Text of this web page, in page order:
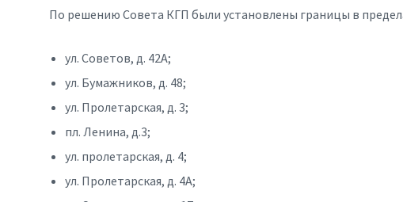
По решению Совета КГП были установлены границы в
ул. Советов, д. 42А;
ул. Бумажников, д. 48;
ул. Пролетарская, д. 3;
пл. Ленина, д.3;
ул. пролетарская, д. 4;
ул. Пролетарская, д. 4А;